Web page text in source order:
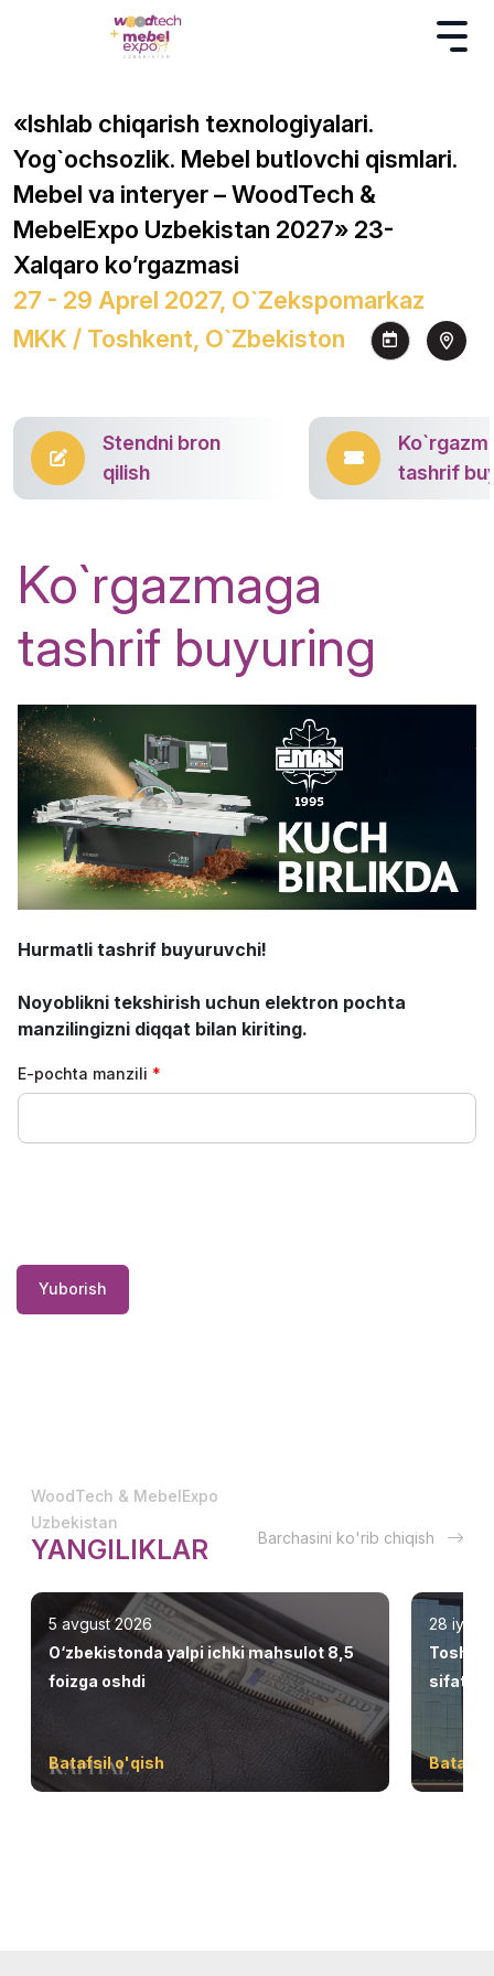
«Ishlab chiqarish texnologiyalari.
Yog`ochsozlik. Mebel butlovchi qismlari.
Mebel va interyer – WoodTech &
MebelExpo Uzbekistan 2027» 23-
Xalqaro ko’rgazmasi
27 - 29 Aprel 2027, O`zekspomarkaz
MKK / Toshkent, O`zbekiston
Stendni bron
qilish
tashrif
Ko`rgazmaga
tashrif buyuring
Hurmatli tashrif buyuruvchi!
Noyoblikni tekshirish uchun elektron pochta
manzilingizni diqqat bilan kiriting.
E-pochta manzili
Yuborish
WoodTech & MebelExpo
Uzbekistan
YANGILIKLAR Barchasini ko'rib chiqish
5 avgust 2026
O‘zbekistonda yalpi ichki mahsulot 8,5
foizga oshdi
Batafsil o'qish
28 iyul